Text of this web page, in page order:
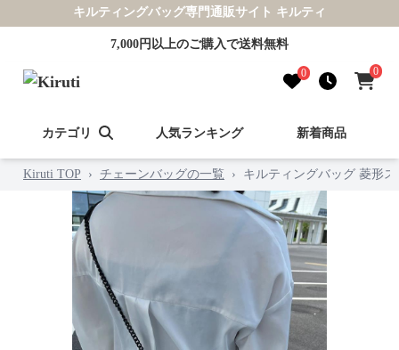
キルティングバッグ専門通販サイト キルティ
7,000円以上のご購入で送料無料
0 0
カテゴリ 人気ランキング 新着商品
Kiruti TOP › チェーンバッグの一覧 › キルティングバッグ 菱形